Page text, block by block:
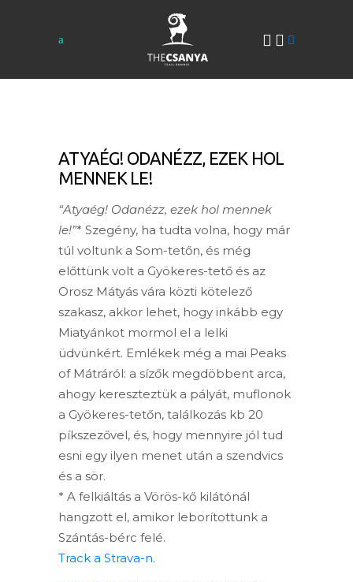
ATYAÉG! ODANÉZZ, EZEK HOL
MENNEK LE!
“Atyaég! Odanézz, ezek hol mennek
le!”* Szegény, ha tudta volna, hogy már
túl voltunk a Som-tetőn, és még
előttünk volt a Gyökeres-tető és az
Orosz Mátyás vára közti kötelező
szakasz, akkor lehet, hogy inkább egy
Miatyánkot mormol el a lelki
üdvünkért. Emlékek még a mai Peaks
of Mátráról: a sízők megdöbbent arca,
ahogy kereszteztük a pályát, muflonok
a Gyökeres-tetőn, találkozás kb 20
píkszezővel, és, hogy mennyire jól tud
esni egy ilyen menet után a szendvics
és a sör.
* A felkiáltás a Vörös-kő kilátónál
hangzott el, amikor leborítottunk a
Szántás-bérc felé.
Track a Strava-n.